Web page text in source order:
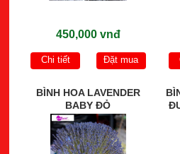
450,000 vnđ
Chi tiết Đặt mua
BÌNH HOA LAVENDER
BABY ĐỎ